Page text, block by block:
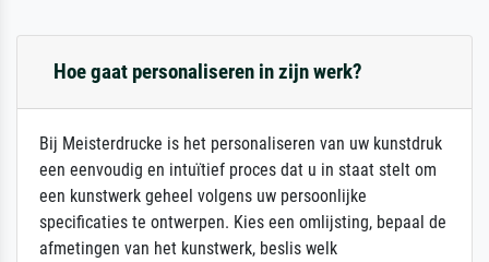
Hoe gaat personaliseren in zijn werk?
Bij Meisterdrucke is het personaliseren van uw kunstdruk
een eenvoudig en intuïtief proces dat u in staat stelt om
een kunstwerk geheel volgens uw persoonlijke
specificaties te ontwerpen. Kies een omlijsting, bepaal de
afmetingen van het kunstwerk, beslis welk